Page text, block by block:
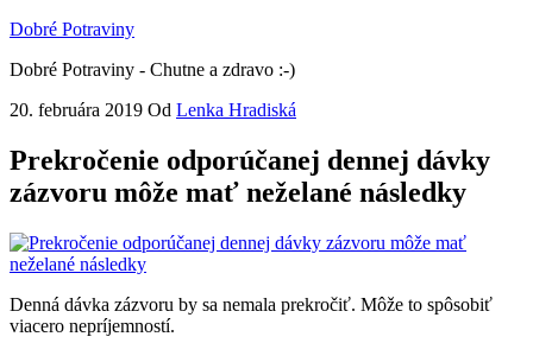
Dobré Potraviny
Dobré Potraviny - Chutne a zdravo :-)
20. februára 2019 Od Lenka Hradiská
Prekročenie odporúčanej dennej dávky
zázvoru môže mať neželané následky
Denná dávka zázvoru by sa nemala prekročiť. Môže to spôsobiť
viacero nepríjemností.